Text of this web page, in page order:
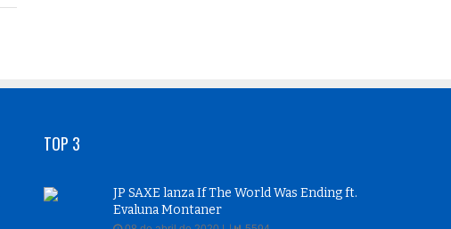
TOP 3
JP SAXE lanza If The World Was Ending ft.
Evaluna Montaner